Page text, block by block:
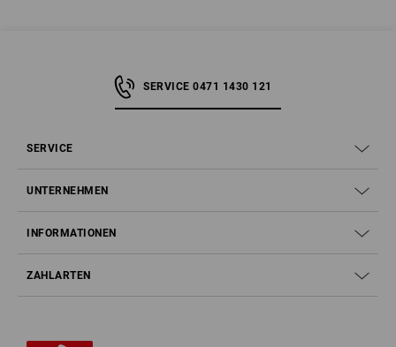
SERVICE 0471 1430 121
SERVICE
UNTERNEHMEN
INFORMATIONEN
ZAHLARTEN